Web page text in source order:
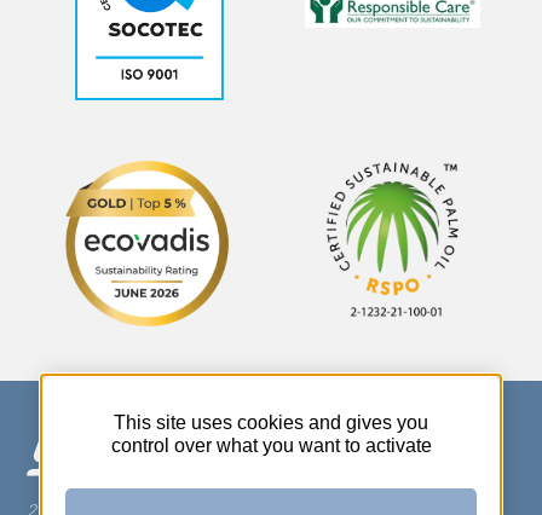
270 Rue Thérèse Planiol - 37310 TAUXIGNY
This site uses cookies and gives you
control over what you want to activate